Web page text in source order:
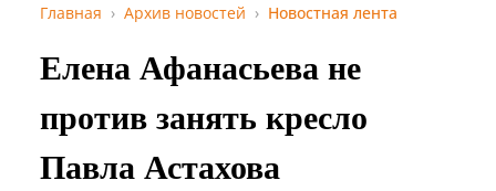
Главная Архив новостей Новостная лента
Елена Афанасьева не
против занять кресло
Павла Астахова